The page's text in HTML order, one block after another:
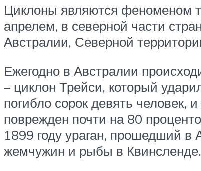
Циклоны являются феноменом
апрелем, в северной части
Австралии, Северной
Ежегодно в Австралии
– циклон Трейси, который
погибло сорок девять
поврежден почти на 80
1899 году ураган, прошедший
жемчужин и рыбы в Квинсленде.